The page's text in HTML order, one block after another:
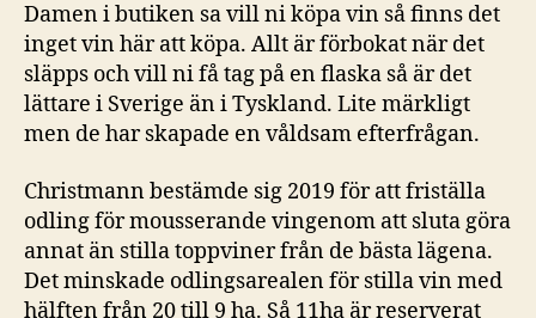
Damen i butiken sa vill ni köpa vin så finns det
inget vin här att köpa. Allt är förbokat när det
släpps och vill ni få tag på en flaska så är det
lättare i Sverige än i Tyskland. Lite märkligt
men de har skapade en våldsam efterfrågan.
Christmann bestämde sig 2019 för att friställa
odling för mousserande vingenom att sluta göra
annat än stilla toppviner från de bästa lägena.
Det minskade odlingsarealen för stilla vin med
hälften från 20 till 9 ha. Så 11ha är reserverat